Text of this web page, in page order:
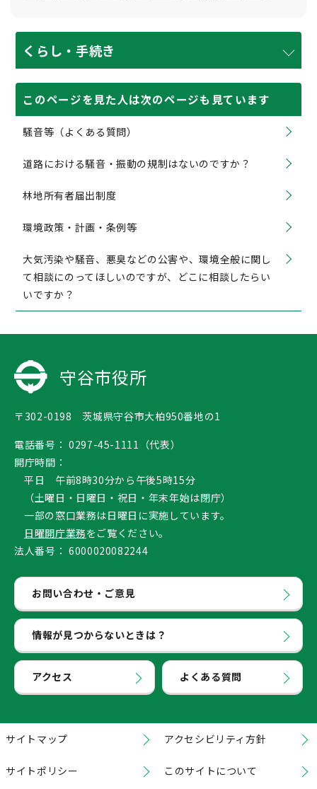
くらし・手続き
このページを見た人は次のページも見ています
騒音等（よくある質問）
道路における騒音・振動の規制はないのですか？
林地所有者届出制度
環境政策・計画・条例等
大気汚染や騒音、悪臭などの公害や、環境全般に関し
て相談にのってほしいのですが、どこに相談したらい
いですか？
守谷市役所
〒302-0198 茨城県守谷市大柏950番地の1
電話番号： 0297-45-1111（代表）
開庁時間：
平日 午前8時30分から午後5時15分
（土曜日・日曜日・祝日・年末年始は閉庁）
一部の窓口業務は日曜日に実施しています。
日曜開庁業務をご覧ください。
法人番号： 6000020082244
お問い合わせ・ご意見
情報が見つからないときは？
アクセス よくある質問
サイトマップ アクセシビリティ方針
サイトポリシー このサイトについて